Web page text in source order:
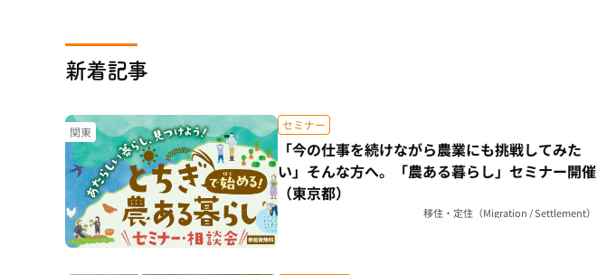
新着記事
関東 セミナー
「今の仕事を続けながら農業にも挑戦してみた
い」そんな方へ。「農ある暮らし」セミナー開催
（東京都）
移住・定住（Migration / Settlement）